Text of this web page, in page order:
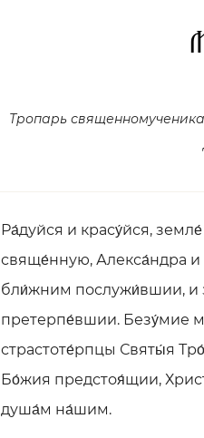
Тропарь
Ра́дуйся и красу́йся,
свяще́нную, Алекса́ндра и
бли́жним послужи́вшии, и
претерпе́вшии. Безу́мие
страстоте́рпцы Святы́я
Бо́жия предстоя́щии,
душа́м на́шим.